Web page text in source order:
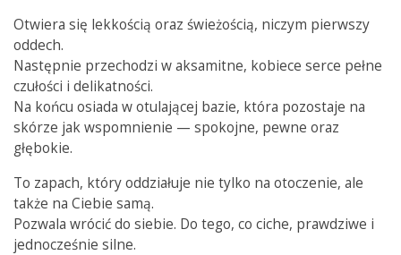
Otwiera się lekkością oraz świeżością, niczym pierwszy
oddech.
Następnie przechodzi w aksamitne, kobiece serce pełne
czułości i delikatności.
Na końcu osiada w otulającej bazie, która pozostaje na
skórze jak wspomnienie — spokojne, pewne oraz
głębokie.
To zapach, który oddziałuje nie tylko na otoczenie, ale
także na Ciebie samą.
Pozwala wrócić do siebie. Do tego, co ciche, prawdziwe i
jednocześnie silne.